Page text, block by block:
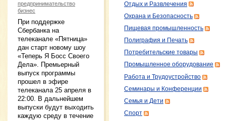
предпринимательство
бизнес
При поддержке
Сбербанка на
телеканале «Пятница»
дан старт новому шоу
«Теперь Я Босс Своего
Дела». Премьерный
выпуск программы
прошел в эфире
телеканала 25 апреля в
22:00. В дальнейшем
выпуски будут выходить
каждую среду в течение
Отдых и Развлечения
Охрана и Безопасность
Пищевая промышленность
Полиграфия и Печать
Потребительские товары
Промышленное оборудование
Работа и Трудоустройство
Семинары и Конференции
Семья и Дети
Спорт